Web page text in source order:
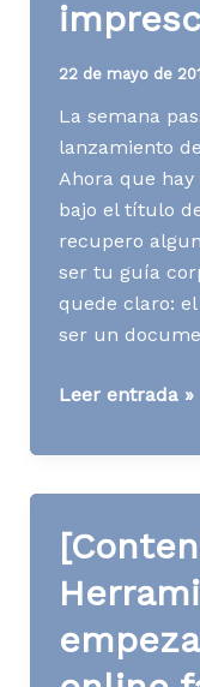
post
para
tu
22 de mayo de
La semana
lanzamiento
Ahora que
bajo el título
recupero
ser tu guía
quede claro:
ser un
[Contenidos]
de
preguntas
imprescindibles
Leer entrada »